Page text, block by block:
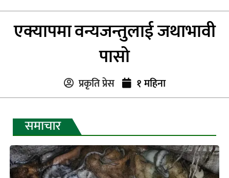
एक्यापमा वन्यजन्तुलाई जथाभावी
पासो
प्रकृति प्रेस १ महिना